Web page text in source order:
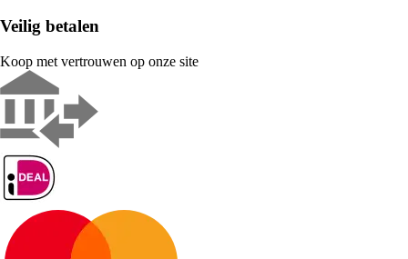
Veilig betalen
Koop met vertrouwen op onze site